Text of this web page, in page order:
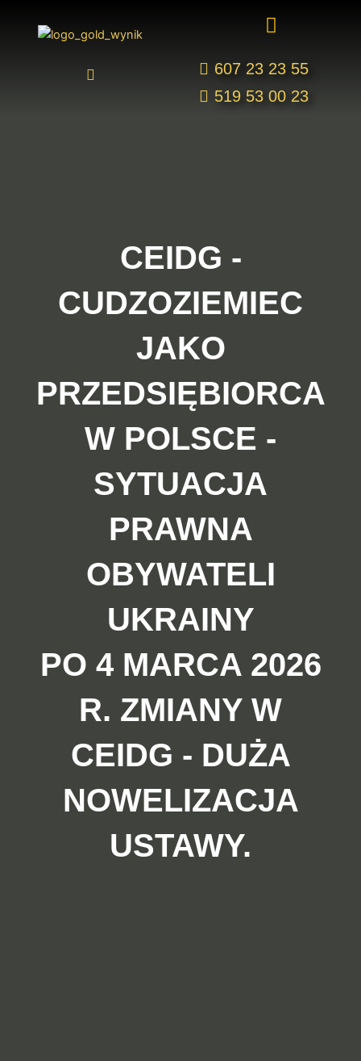
I
c
Menu
607 23 23 55
519 53 00 23
CEIDG -
CUDZOZIEMIEC
JAKO
PRZEDSIĘBIORCA
W POLSCE -
SYTUACJA
PRAWNA
OBYWATELI
UKRAINY
PO 4 MARCA 2026
R. ZMIANY W
CEIDG - DUŻA
NOWELIZACJA
USTAWY.